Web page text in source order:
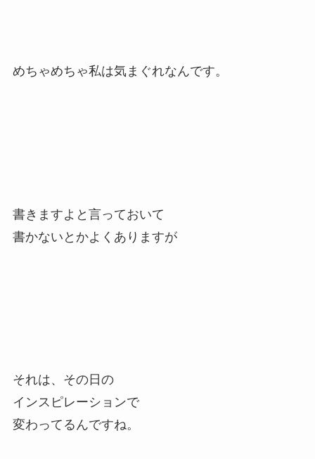
めちゃめちゃ私は気まぐれなんです。
書きますよと言っておいて
書かないとかよくありますが
それは、その日の
インスピレーションで
変わってるんですね。